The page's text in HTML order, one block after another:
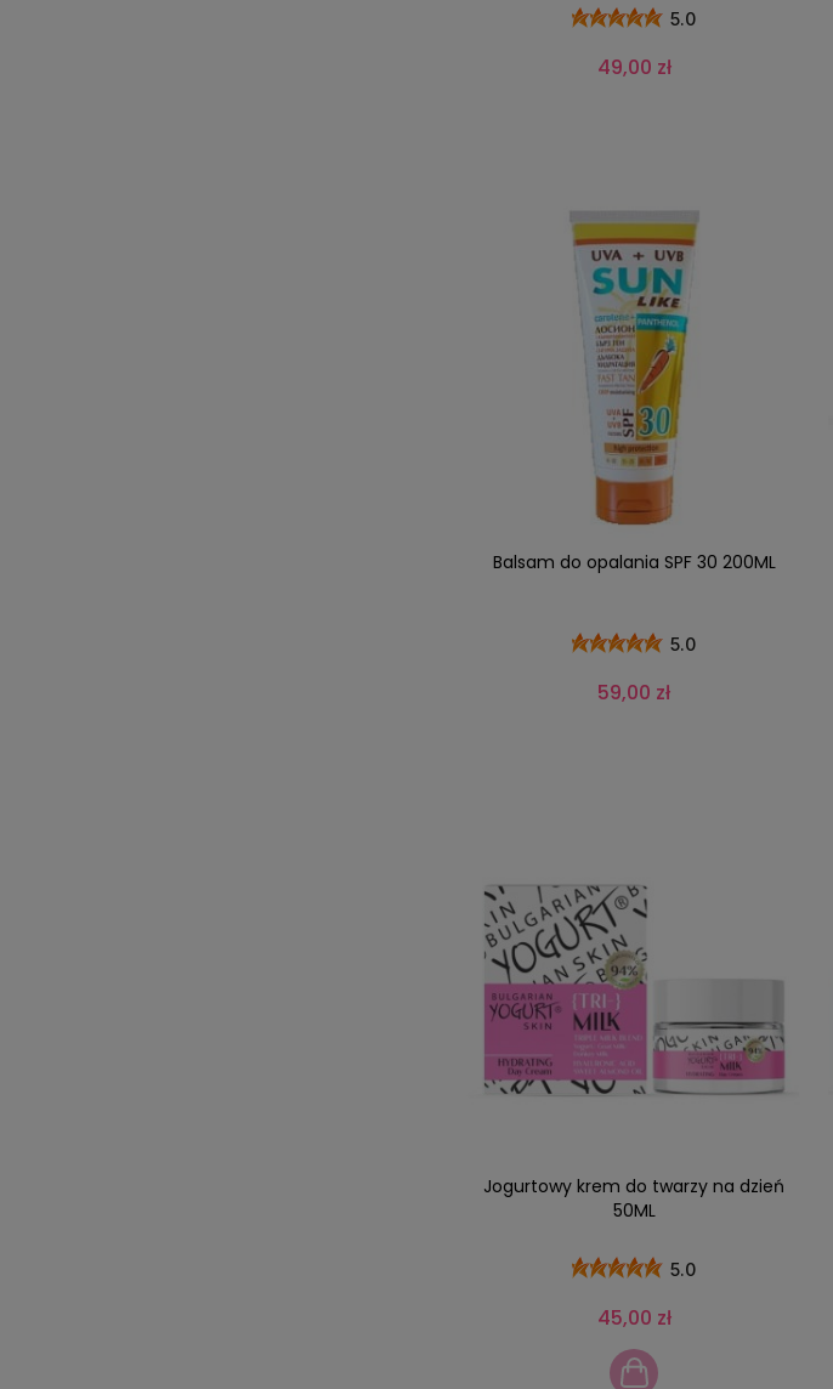
5.0
49,00 zł
Balsam do opalania SPF 30 200ML
5.0
59,00 zł
Jogurtowy krem do twarzy na dzień
50ML
5.0
45,00 zł